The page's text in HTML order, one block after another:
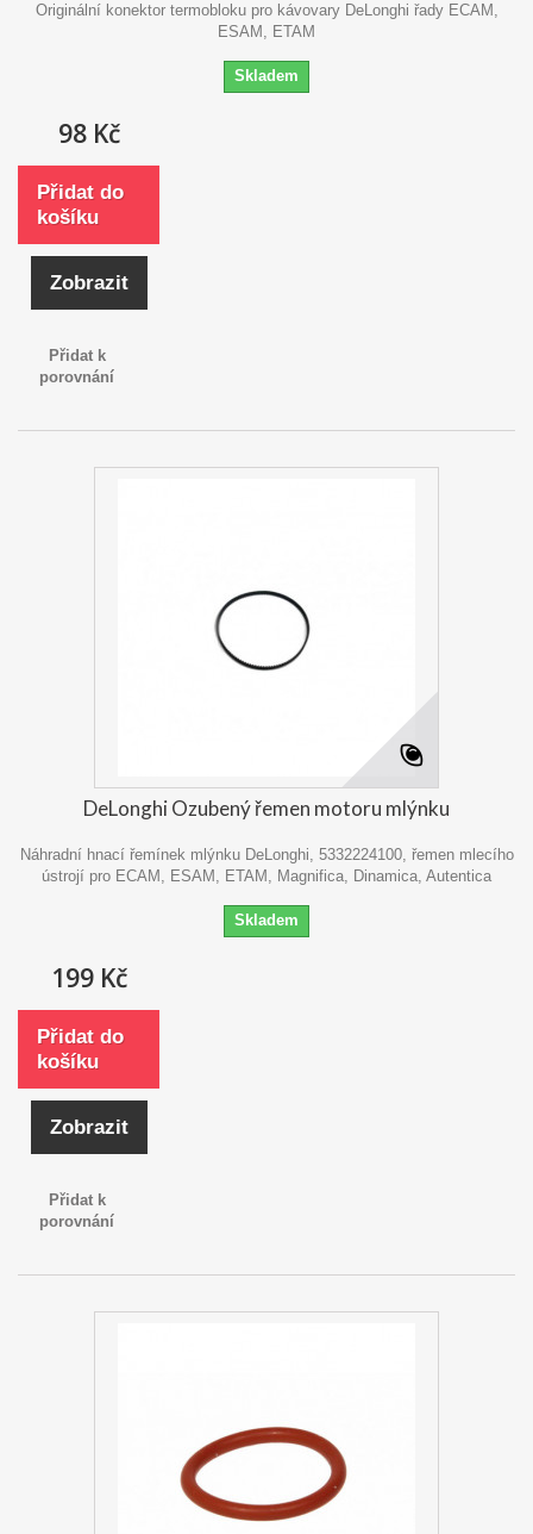
Originální konektor termobloku pro kávovary DeLonghi řady ECAM,
ESAM, ETAM
Skladem
98 Kč
Přidat do
košíku
Zobrazit
Přidat k
porovnání
DeLonghi Ozubený řemen motoru mlýnku
Náhradní hnací řemínek mlýnku DeLonghi, 5332224100, řemen mlecího
ústrojí pro ECAM, ESAM, ETAM, Magnifica, Dinamica, Autentica
Skladem
199 Kč
Přidat do
košíku
Zobrazit
Přidat k
porovnání